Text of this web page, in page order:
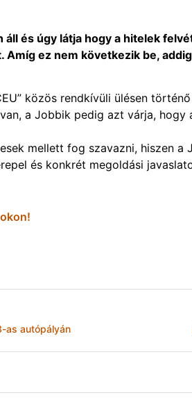
és úgy látja hogy a hitelek
Amíg ez nem következik be,
közös rendkívüli ülésen
a Jobbik pedig azt várja,
mellett fog szavazni, hiszen a
és konkrét megoldási
as autópályán